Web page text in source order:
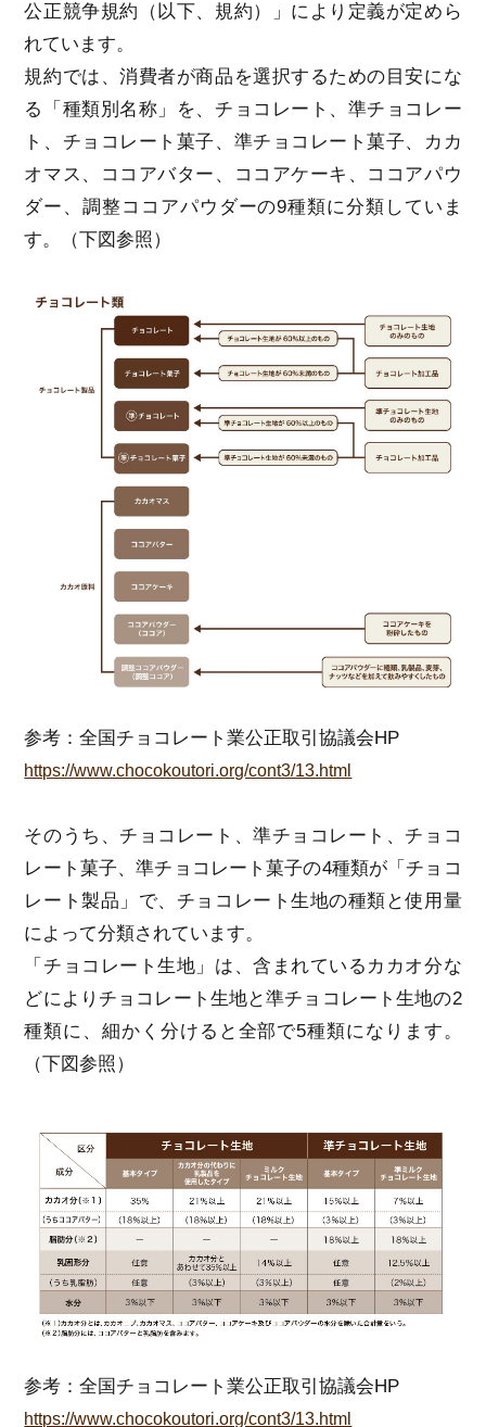
公正競争規約（以下、規約）」により定義が定めら
れています。
規約では、消費者が商品を選択するための目安にな
る「種類別名称」を、チョコレート、準チョコレー
ト、チョコレート菓子、準チョコレート菓子、カカ
オマス、ココアバター、ココアケーキ、ココアパウ
ダー、調整ココアパウダーの9種類に分類していま
す。（下図参照）
参考：全国チョコレート業公正取引協議会HP
https://www.chocokoutori.org/cont3/13.html
そのうち、チョコレート、準チョコレート、チョコ
レート菓子、準チョコレート菓子の4種類が「チョコ
レート製品」で、チョコレート生地の種類と使用量
によって分類されています。
「チョコレート生地」は、含まれているカカオ分な
どによりチョコレート生地と準チョコレート生地の2
種類に、細かく分けると全部で5種類になります。
（下図参照）
参考：全国チョコレート業公正取引協議会HP
https://www.chocokoutori.org/cont3/13.html